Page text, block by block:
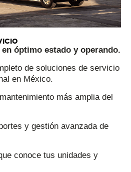
óptimo estado y operando.
de soluciones de servicio
en México.
más amplia del
y gestión avanzada de
conoce tus unidades y